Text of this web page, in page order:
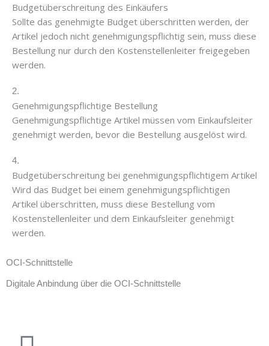
Budgetüberschreitung des Einkäufers
Sollte das genehmigte Budget überschritten werden, der
Artikel jedoch nicht genehmigungspflichtig sein, muss diese
Bestellung nur durch den Kostenstellenleiter freigegeben
werden.
2.
Genehmigungspflichtige Bestellung
Genehmigungspflichtige Artikel müssen vom Einkaufsleiter
genehmigt werden, bevor die Bestellung ausgelöst wird.
4.
Budgetüberschreitung bei genehmigungspflichtigem Artikel
Wird das Budget bei einem genehmigungspflichtigen
Artikel überschritten, muss diese Bestellung vom
Kostenstellenleiter und dem Einkaufsleiter genehmigt
werden.
OCI-Schnittstelle
Digitale Anbindung über die OCI-Schnittstelle